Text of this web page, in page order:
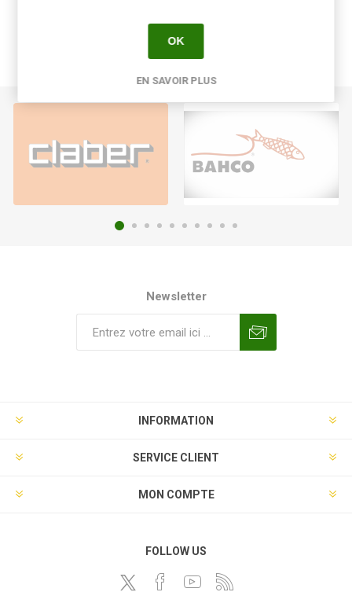
Newsletter
INFORMATION
SERVICE CLIENT
MON COMPTE
FOLLOW US
OK
EN SAVOIR PLUS